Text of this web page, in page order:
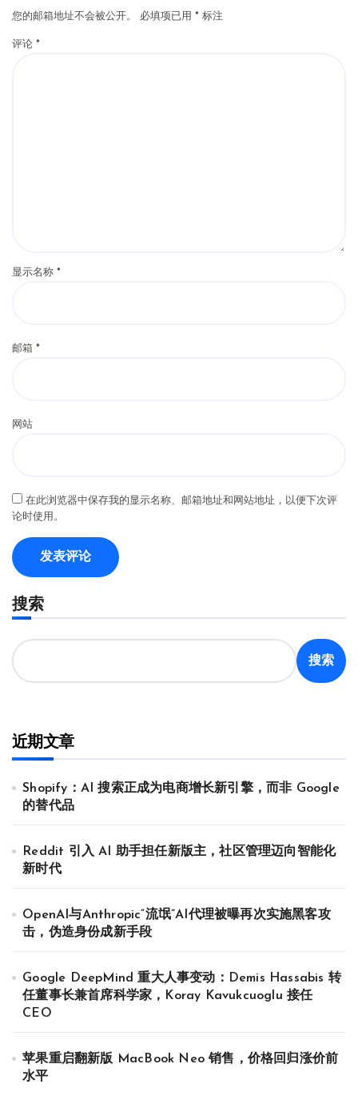
您的邮箱地址不会被公开。 必填项已用 * 标注
评论 *
显示名称 *
邮箱 *
网站
在此浏览器中保存我的显示名称、邮箱地址和网站地址，以便下次评
论时使用。
搜索
搜索
近期文章
Shopify：AI 搜索正成为电商增长新引擎，而非 Google
的替代品
Reddit 引入 AI 助手担任新版主，社区管理迈向智能化
新时代
OpenAI与Anthropic“流氓”AI代理被曝再次实施黑客攻
击，伪造身份成新手段
Google DeepMind 重大人事变动：Demis Hassabis 转
任董事长兼首席科学家，Koray Kavukcuoglu 接任
CEO
苹果重启翻新版 MacBook Neo 销售，价格回归涨价前
水平